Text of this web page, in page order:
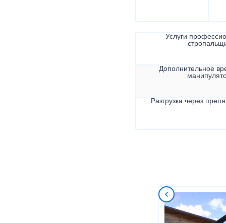
Услуги
Дополнительное
Разгрузка через